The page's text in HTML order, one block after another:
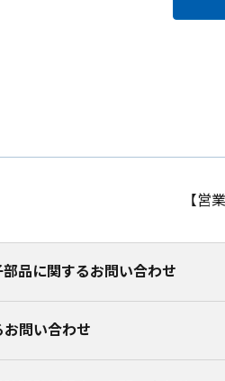
【営
品に関するお問い合わせ
お問い合わせ